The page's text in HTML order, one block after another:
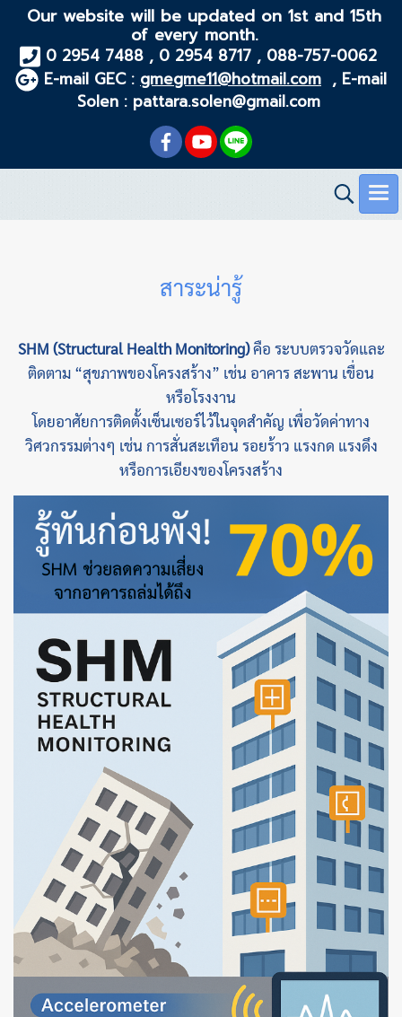
Our website will be updated on 1st and 15th
of every month.
0 2954 7488 , 0 2954 8717 , 088-757-0062
E-mail GEC : gmegme11@hotmail.com , E-mail
Solen : pattara.solen@gmail.com
สาระน่ารู้
SHM (Structural Health Monitoring)คือ ระบบตรวจวัดและ
ติดตาม “สุขภาพของโครงสร้าง” เช่น อาคาร สะพาน เขื่อน
หรือโรงงาน
โดยอาศัยการติดตั้งเซ็นเซอร์ไว้ในจุดสำคัญ เพื่อวัดค่าทาง
วิศวกรรมต่างๆ เช่น การสั่นสะเทือน รอยร้าว แรงกด แรงดึง
หรือการเอียงของโครงสร้าง